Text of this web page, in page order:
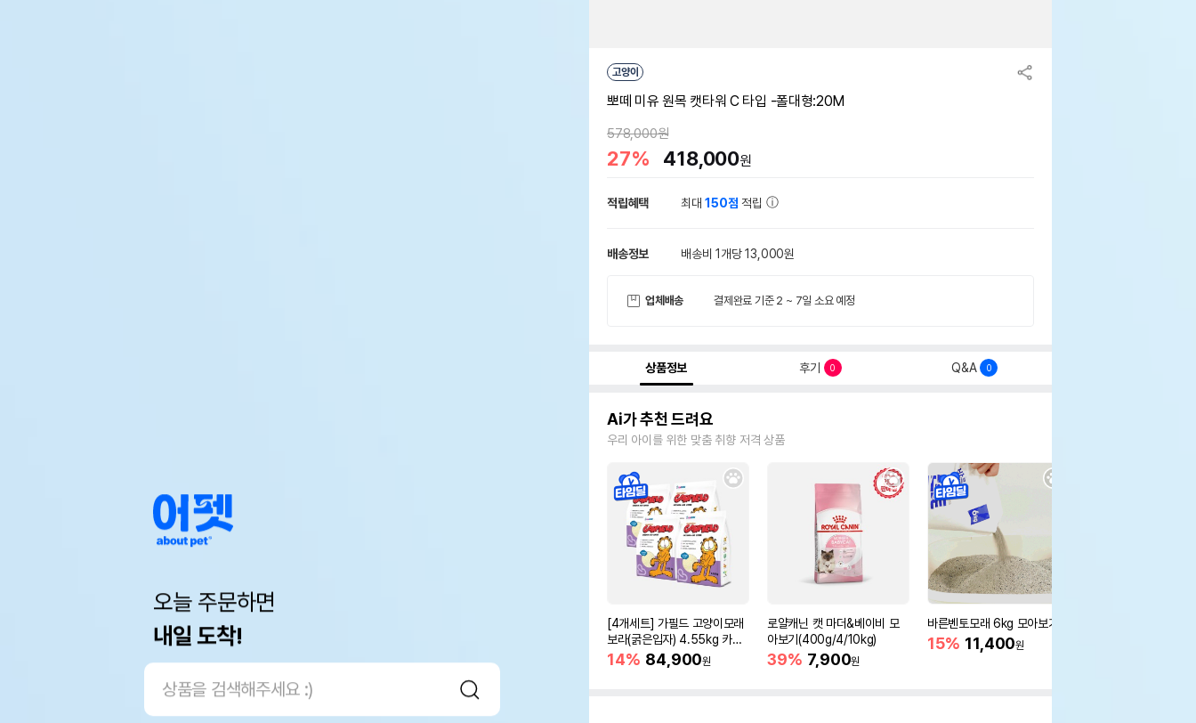
오늘 주문하면
내일 도착!
고양이
뽀떼 미유 원목 캣타워 C 타입 -폴대형:20M
578,000원
27% 418,000원
적립혜택 최대150점 적립
배송정보 배송비 1개당 13,000원
업체배송 결제완료 기준 2 ~ 7일 소요 예정
상품정보 후기 0 Q&A 0
Ai가 추천 드려요
우리 아이를 위한 맞춤 취향 저격 상품
[4개세트] 가필드 고양이모래
보라(굵은입자) 4.55kg 카사
바모래
14% 84,900원
로얄캐닌 캣 마더&베이비 모
아보기(400g/4/10kg)
39% 7,900원
바른벤토모래 6kg 모아보기
15% 11,400원